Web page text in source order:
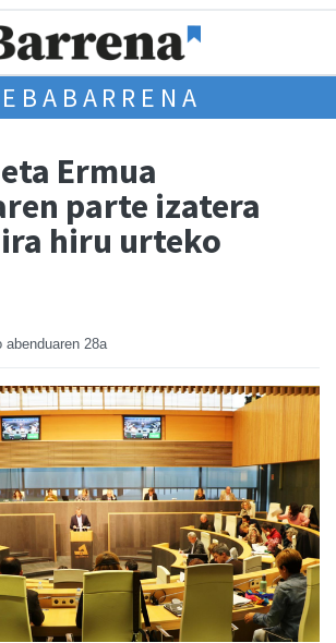
Ermua
parte izatera
hiru urteko
abenduaren 28a